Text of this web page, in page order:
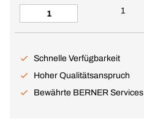
1
Schnelle Verfügbarkeit
Hoher Qualitätsanspruch
Bewährte BERNER Services